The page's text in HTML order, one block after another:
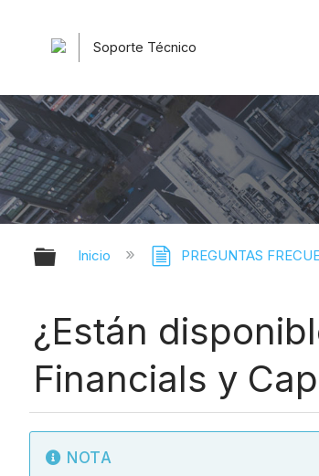
Soporte Técnico
Expandir/contraer
Inicio PREGUNTAS
¿Están
Financials y
NOTA